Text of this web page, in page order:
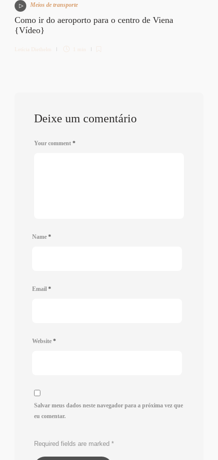
Meios de transporte
Como ir do aeroporto para o centro de Viena
{Vídeo}
Letícia Diethelm 1 min
Deixe um comentário
Your comment *
Name *
Email *
Website *
Salvar meus dados neste navegador para a próxima vez que
eu comentar.
Required fields are marked *